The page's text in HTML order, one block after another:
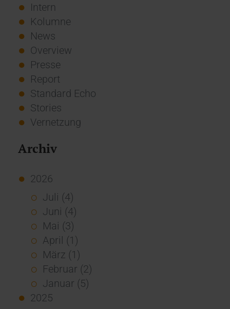
Intern
Kolumne
News
Overview
Presse
Report
Standard Echo
Stories
Vernetzung
Archiv
2026
Juli (4)
Juni (4)
Mai (3)
April (1)
März (1)
Februar (2)
Januar (5)
2025